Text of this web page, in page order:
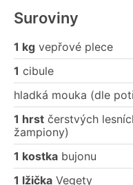
Suroviny
1 kg vepřové plece
1 cibule
hladká mouka (dle
1 hrst čerstvých
žampiony)
1 kostka bujonu
1 lžička Vegety